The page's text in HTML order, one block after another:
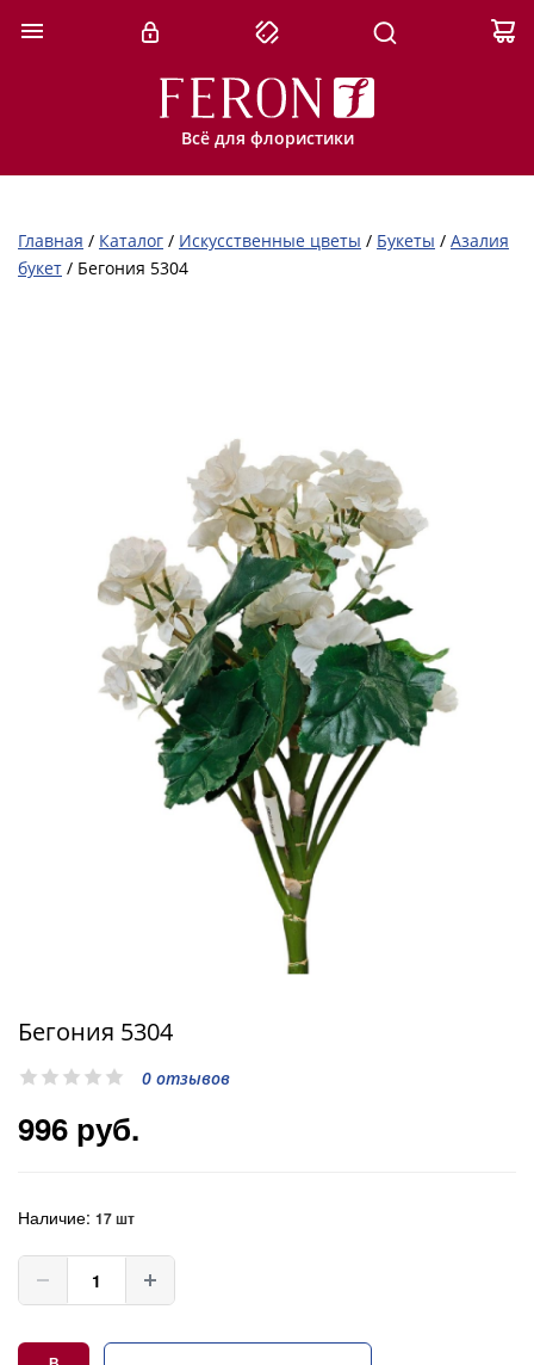
Всё для флористики
Главная / Каталог / Искусственные цветы / Букеты / Азалия
букет / Бегония 5304
Бегония 5304
0 отзывов
996 руб.
Наличие: 17 шт